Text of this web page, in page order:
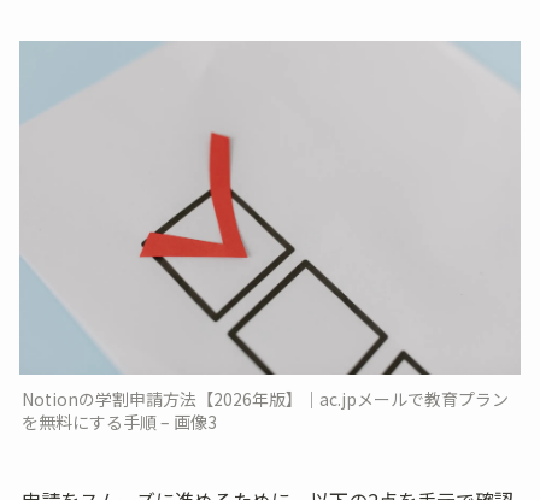
Notionの学割申請方法【2026年版】｜ac.jpメールで教育プラン
を無料にする手順 – 画像3